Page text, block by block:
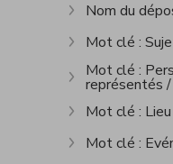
Afficher plus
Nom du
Afficher plus
Mot clé :
Afficher plus
Mot clé :
représentés
Afficher plus
Mot clé : Lieu
Afficher plus
Mot clé :